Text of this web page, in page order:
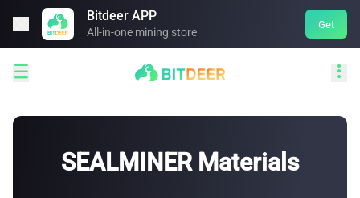
Bitdeer APP
All-in-one mining store
Get
 
SEALMINER Materials